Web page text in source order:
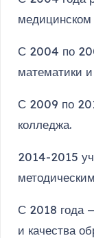
медицинском
С 2004 по
математики
С 2009 по
колледжа.
2014-2015
С 2018 года
и качества